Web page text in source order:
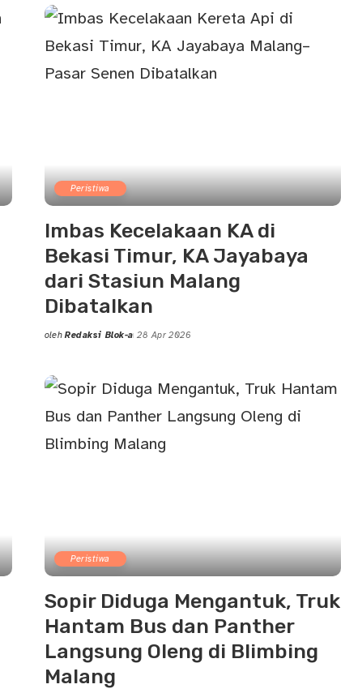
Peristiwa
Imbas Kecelakaan KA di
Bekasi Timur, KA Jayabaya
dari Stasiun Malang
Dibatalkan
Posted
oleh Redaksi Blok-a 28 Apr 2026
Peristiwa
Sopir Diduga Mengantuk, Truk
Hantam Bus dan Panther
Langsung Oleng di Blimbing
Malang